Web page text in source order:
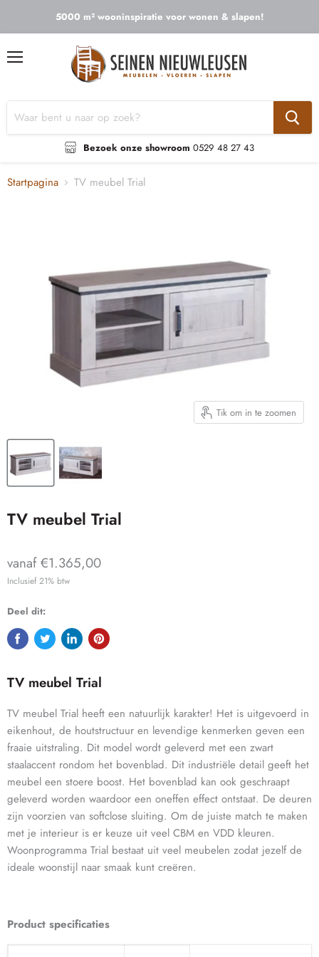
5000 m² wooninspiratie voor wonen & slapen!
Bezoek onze showroom 0529 48 27 43
Startpagina TV meubel Trial
Tik om in te zoomen
TV meubel Trial
vanaf €1.365,00
Inclusief 21% btw
Deel dit:
TV meubel Trial
TV meubel Trial heeft een natuurlijk karakter! Het is uitgevoerd in
eikenhout, de houtstructuur en levendige kenmerken geven een
fraaie uitstraling. Dit model wordt geleverd met een zwart
staalaccent rondom het bovenblad. Dit industriële detail geeft het
meubel een stoere boost. Het bovenblad kan ook geschraapt
geleverd worden waardoor een oneffen effect ontstaat. De deuren
zijn voorzien van softclose sluiting. Om de juiste match te maken
met je interieur is er keuze uit veel CBM en VDD kleuren.
Woonprogramma Trial bestaat uit veel meubelen zodat jezelf de
ideale woonstijl naar smaak kunt creëren.
Product specificaties